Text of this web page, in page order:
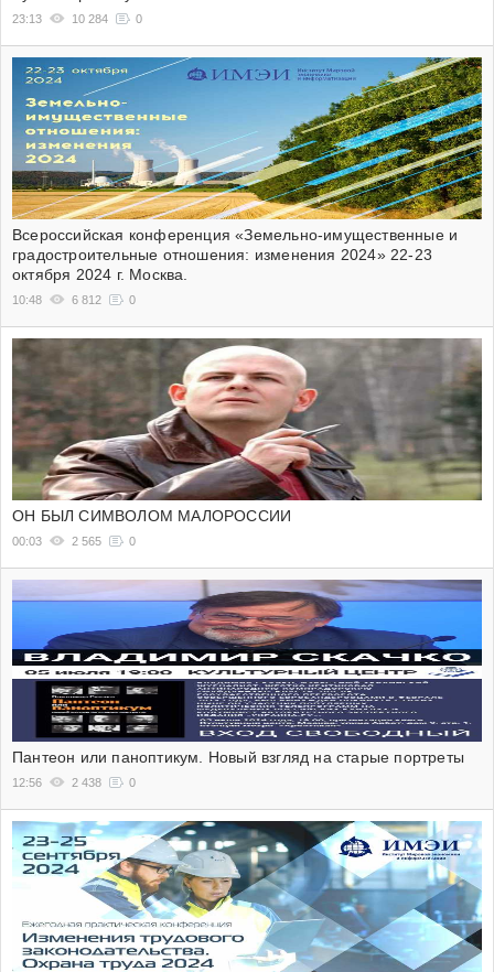
23:13 10 284 0
Всероссийская конференция «Земельно-имущественные и
градостроительные отношения: изменения 2024» 22-23
октября 2024 г. Москва.
10:48 6 812 0
ОН БЫЛ СИМВОЛОМ МАЛОРОССИИ
00:03 2 565 0
Пантеон или паноптикум. Новый взгляд на старые портреты
12:56 2 438 0